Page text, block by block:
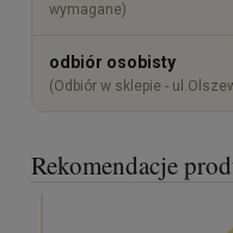
wymagane)
odbiór osobisty
(Odbiór w sklepie -
Rekomendacje